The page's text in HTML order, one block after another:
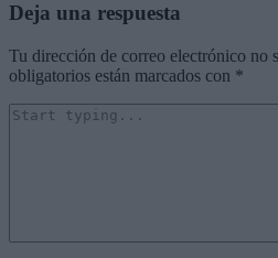
Deja una respuesta
Tu dirección de correo electrónico no
obligatorios están marcados con *